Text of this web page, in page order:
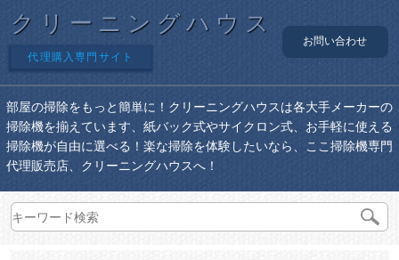
クリーニングハウス
代理購入専門サイト
お問い合わせ
部屋の掃除をもっと簡単に！クリーニングハウスは各大手メーカーの
掃除機を揃えています、紙バック式やサイクロン式、お手軽に使える
掃除機が自由に選べる！楽な掃除を体験したいなら、ここ掃除機専門
代理販売店、クリーニングハウスへ！